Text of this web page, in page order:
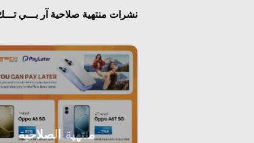
نشرات منتهية صلاحية آر بـــي
منتهية الصلاحية